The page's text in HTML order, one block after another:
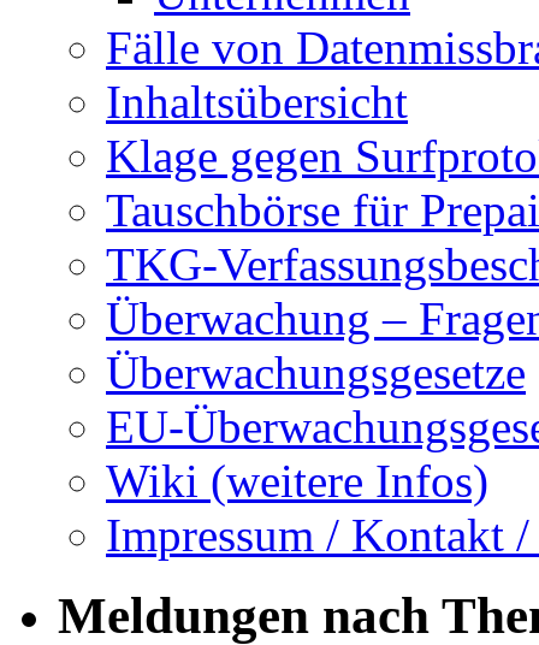
Fälle von
Inhaltsübersicht
Klage gegen
Tauschbörse für
TKG-
Überwachung –
Überwachungsgesetze
EU-
Wiki (weitere Infos)
Impressum / Kontakt
Meldungen nach